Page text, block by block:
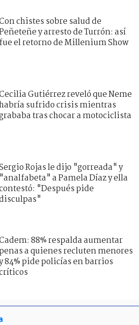
chistes sobre salud de
y arresto de Turrón: así
fue el retorno de Millenium Show
Gutiérrez reveló que Neme
sufrido crisis mientras
tras chocar a motociclista
Rojas le dijo "gorreada" y
"analfabeta" a Pamela Díaz y ella
"Después pide
88% respalda aumentar
a quienes recluten menores
84% pide policías en barrios